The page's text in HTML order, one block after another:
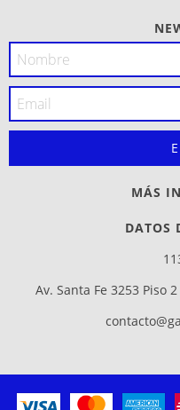
MÁS
DATOS
Av. Santa Fe 3253 Piso